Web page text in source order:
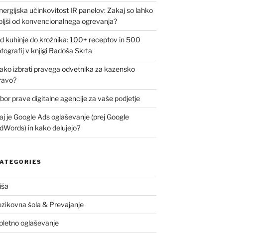
učinkovitost IR panelov: Zakaj so lahko
od konvencionalnega ogrevanja?
kuhinje do krožnika: 100+ receptov in 500
v knjigi Radoša Skrta
izbrati pravega odvetnika za kazensko
prave digitalne agencije za vaše podjetje
je Google Ads oglaševanje (prej Google
in kako delujejo?
šola & Prevajanje
oglaševanje